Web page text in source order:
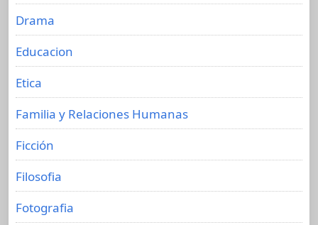
Drama
Educacion
Etica
Familia y Relaciones Humanas
Ficción
Filosofia
Fotografia